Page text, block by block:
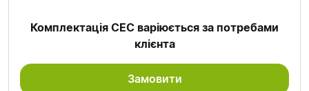
Комплектація СЕС варіюється за потребами
клієнта
Замовити